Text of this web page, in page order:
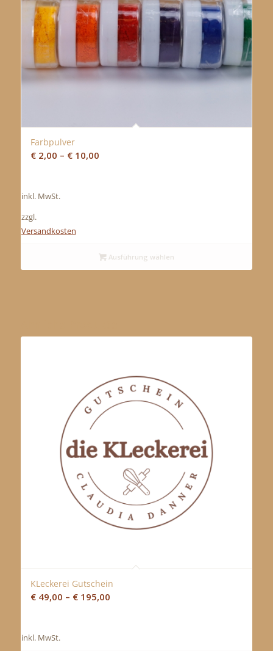
Farbpulver
€2,00 – €10,00
inkl. MwSt.
zzgl.
Versandkosten
Ausführung wählen
KLeckerei Gutschein
€49,00 – €195,00
inkl. MwSt.